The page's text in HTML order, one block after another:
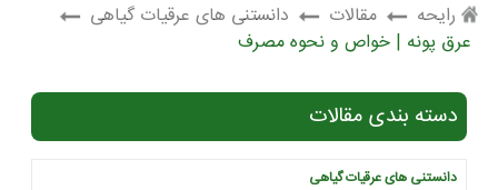
رایحه مقالات
دانستنی های عرقیات گیاهی
عرق پونه | خواص و نحوه مصرف
دسته بندی مقالات
دانستنی های عرقیات گیاهی